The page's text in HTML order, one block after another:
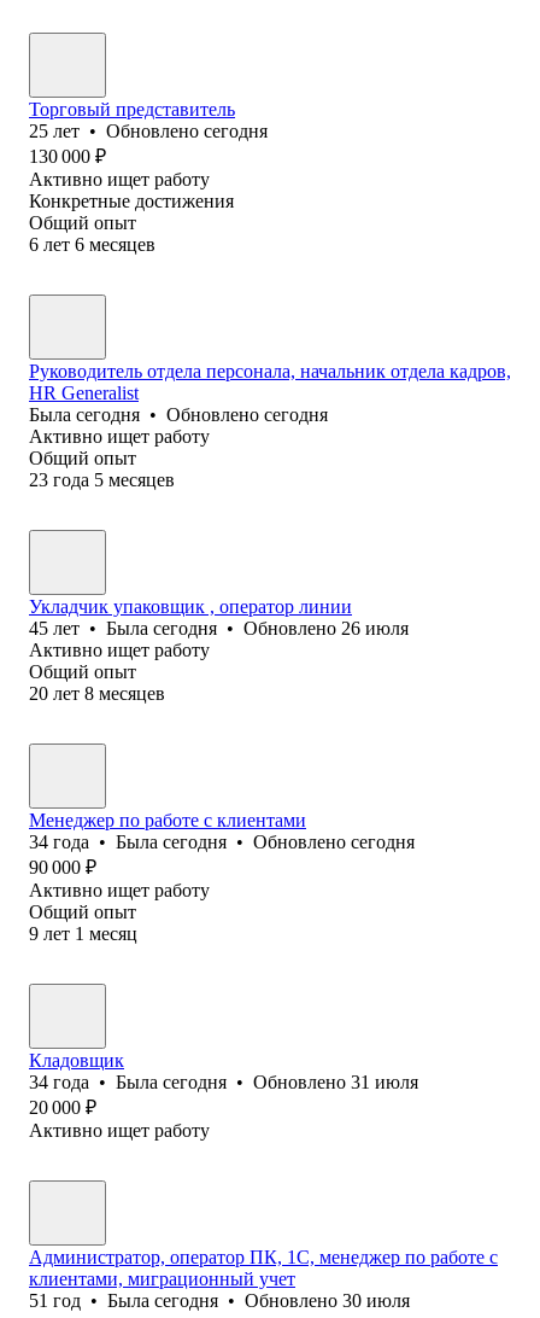
Торговый представитель
25 лет • Обновлено сегодня
130 000 ₽
Активно ищет работу
Конкретные достижения
Общий опыт
6 лет 6 месяцев
Руководитель отдела персонала, начальник отдела кадров,
HR Generalist
Была сегодня • Обновлено сегодня
Активно ищет работу
Общий опыт
23 года 5 месяцев
Укладчик упаковщик , оператор линии
45 лет • Была сегодня • Обновлено 26 июля
Активно ищет работу
Общий опыт
20 лет 8 месяцев
Менеджер по работе с клиентами
34 года • Была сегодня • Обновлено сегодня
90 000 ₽
Активно ищет работу
Общий опыт
9 лет 1 месяц
Кладовщик
34 года • Была сегодня • Обновлено 31 июля
20 000 ₽
Активно ищет работу
Администратор, оператор ПК, 1С, менеджер по работе с
клиентами, миграционный учет
51 год • Была сегодня • Обновлено 30 июля